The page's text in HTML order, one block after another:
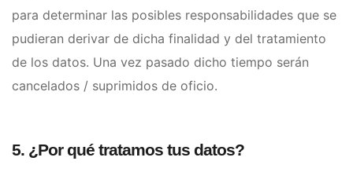
para determinar las posibles responsabilidades que se
pudieran derivar de dicha finalidad y del tratamiento
de los datos. Una vez pasado dicho tiempo serán
cancelados / suprimidos de oficio.
5. ¿Por qué tratamos tus datos?